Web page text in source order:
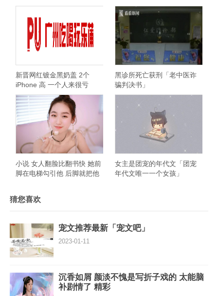
证据
新晋网红镀金黑奶盖 2个
iPhone 高 一个人来很亏
黑诊所死亡获刑「老中医诈
骗判决书」
小说 女人翻脸比翻书快 她前
脚在电梯勾引他 后脚就把他
女主是团宠的年代文「团宠
年代文唯一一个女孩」
猜您喜欢
宠文推荐最新「宠文吧」
2023-01-11
沉香如屑 颜淡不愧是写折子戏的 太能脑
补剧情了 精彩